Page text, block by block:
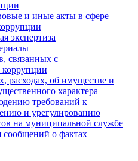
и иные акты в сфере
экспертиза
связанных с
коррупции
расходах, об имуществе и
характера
требований к
и урегулированию
на муниципальной службе
сообщений о фактах